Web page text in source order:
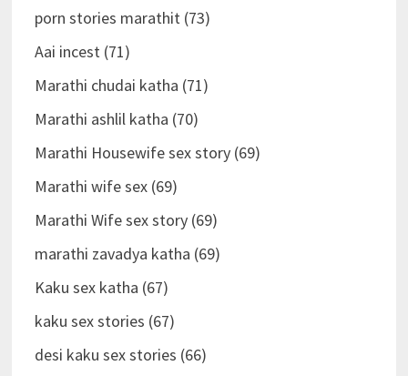
porn stories marathit (73)
Aai incest (71)
Marathi chudai katha (71)
Marathi ashlil katha (70)
Marathi Housewife sex story (69)
Marathi wife sex (69)
Marathi Wife sex story (69)
marathi zavadya katha (69)
Kaku sex katha (67)
kaku sex stories (67)
desi kaku sex stories (66)